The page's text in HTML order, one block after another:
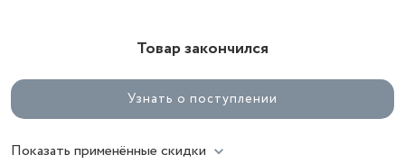
Товар закончился
Узнать о поступлении
Показать применённые скидки